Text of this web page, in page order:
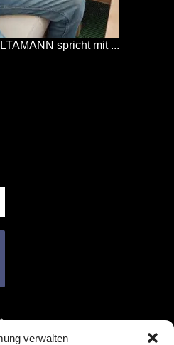
verwalten
spricht mit ...